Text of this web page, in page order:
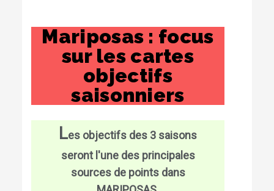
Mariposas : focus
sur les cartes
objectifs
saisonniers
Les objectifs des 3 saisons
seront l'une des principales
sources de points dans